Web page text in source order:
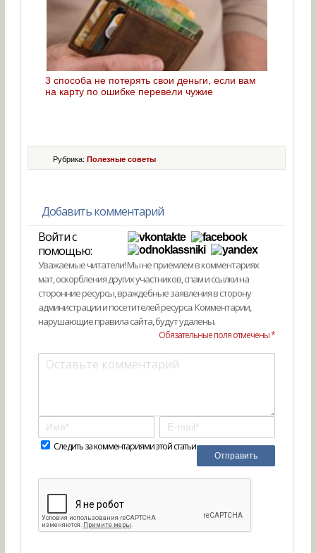
3 способа не потерять свои деньги, если вам
на карту по ошибке перевели чужие
Рубрика:Полезные советы
Добавить комментарий
Войти с
помощью:
Уважаемые читатели! Мы не приемлем в комментариях
мат, оскорбления других участников, спам и ссылки на
сторонние ресурсы, враждебные заявления в сторону
администрации и посетителей ресурса. Комментарии,
нарушающие правила сайта, будут удалены.
Обязательные поля отмечены *
Следить за комментариями этой статьи